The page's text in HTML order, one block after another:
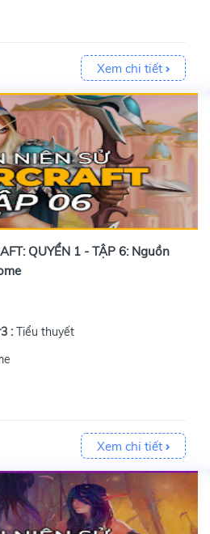
Xem chi tiết
QUYỂN 1 - TẬP 6: Nguồn
: Tiểu thuyết
Xem chi tiết